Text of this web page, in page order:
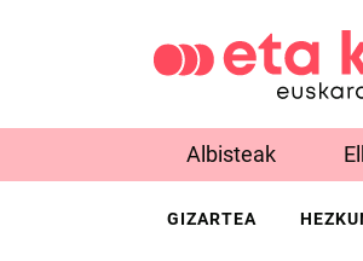
Albisteak
GIZARTEA